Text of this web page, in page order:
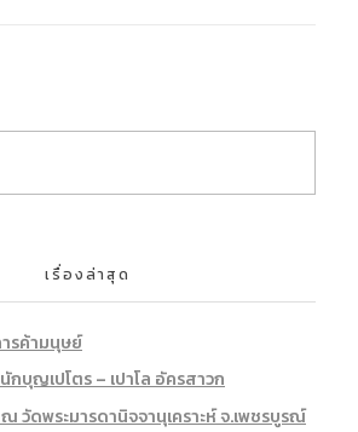
เรื่องล่าสุด
ารค้ามนุษย์
บุญเปโตร – เปาโล อัครสาวก
วัดพระมารดานิจจานุเคราะห์ จ.เพชรบูรณ์